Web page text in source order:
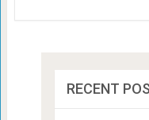
RECENT